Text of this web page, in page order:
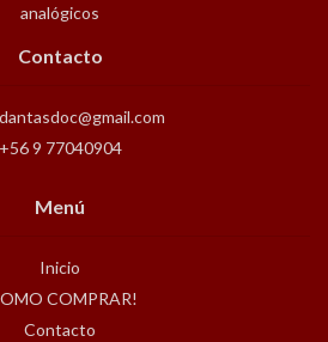
analógicos
Contacto
+56 9 77040904
Menú
Inicio
COMPRAR!
Contacto